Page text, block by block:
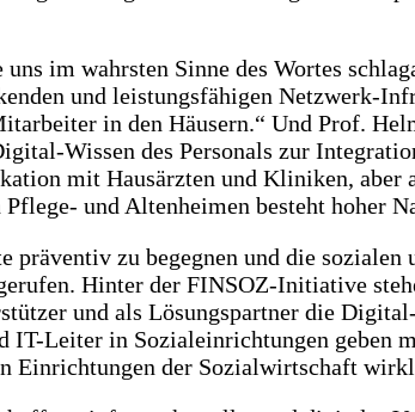
im wahrsten Sinne des Wortes
und leistungsfähigen Netzwerk-
in den Häusern.“ Und Prof.
Wissen des Personals zur
mit Hausärzten und Kliniken, aber
und Altenheimen besteht hoher
zu begegnen und die sozialen
Hinter der FINSOZ-Initiative
und als Lösungspartner die
IT-Leiter in Sozialeinrichtungen geben
Einrichtungen der Sozialwirtschaft